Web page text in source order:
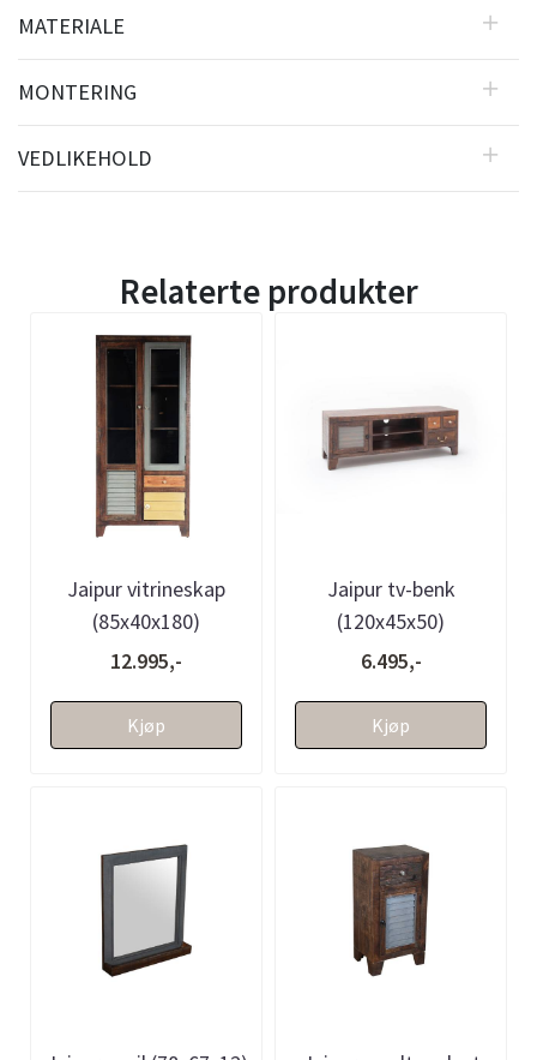
MATERIALE
MONTERING
VEDLIKEHOLD
Relaterte produkter
Jaipur vitrineskap
(85x40x180)
12.995,-
Kjøp
Jaipur tv-benk
(120x45x50)
6.495,-
Kjøp